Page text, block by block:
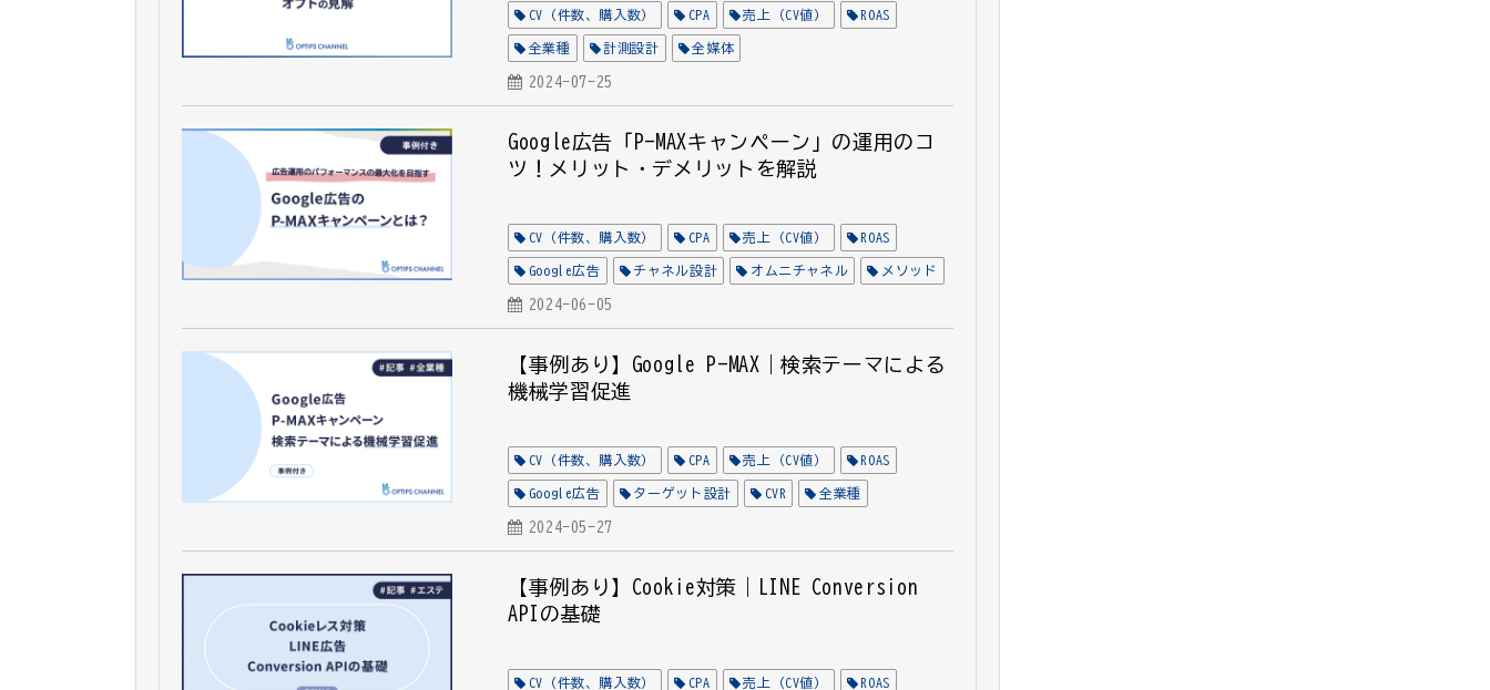
CV（件数、購入数） CPA 売上（CV値） ROAS
全業種 計測設計 全媒体
2024-07-25
Google広告「P-MAXキャンペーン」の運用のコ
ツ！メリット・デメリットを解説
CV（件数、購入数） CPA 売上（CV値） ROAS
Google広告 チャネル設計 オムニチャネル メソッド
2024-06-05
【事例あり】Google P-MAX｜検索テーマによる
機械学習促進
CV（件数、購入数） CPA 売上（CV値） ROAS
Google広告 ターゲット設計 CVR 全業種
2024-05-27
【事例あり】Cookie対策｜LINE Conversion
APIの基礎
CV（件数、購入数） CPA 売上（CV値） ROAS